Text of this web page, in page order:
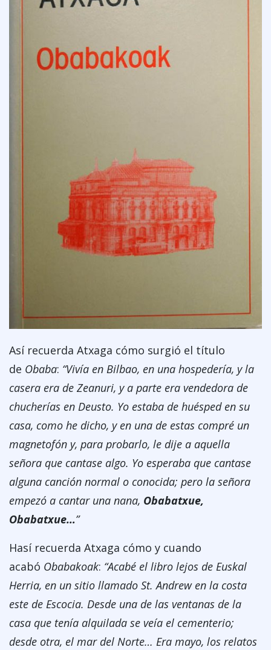
Así recuerda Atxaga cómo surgió el título
de Obaba: “Vivía en Bilbao, en una hospedería, y la
casera era de Zeanuri, y a parte era vendedora de
chucherías en Deusto. Yo estaba de huésped en su
casa, como he dicho, y en una de estas compré un
magnetofón y, para probarlo, le dije a aquella
señora que cantase algo. Yo esperaba que cantase
alguna canción normal o conocida; pero la señora
empezó a cantar una nana, Obabatxue,
Obabatxue…”
Hasí recuerda Atxaga cómo y cuando
acabó Obabakoak: “Acabé el libro lejos de Euskal
Herria, en un sitio llamado St. Andrew en la costa
este de Escocia. Desde una de las ventanas de la
casa que tenía alquilada se veía el cementerio;
desde otra, el mar del Norte… Era mayo, los relatos